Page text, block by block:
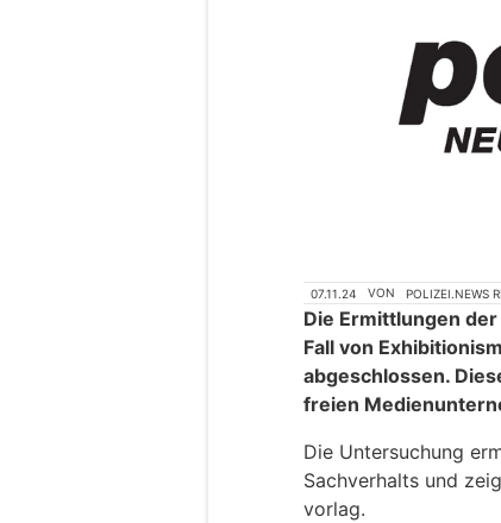
07.11.24 VON POLIZEI.NEWS
Die Ermittlungen
Fall von
abgeschlossen.
freien
Die Untersuchung
Sachverhalts und
vorlag.